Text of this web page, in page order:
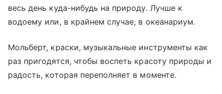
весь день куда-нибудь на природу. Лучше к
водоему или, в крайнем случае, в океанариум.
Мольберт, краски, музыкальные инструменты как
раз пригодятся, чтобы воспеть красоту природы и
радость, которая переполняет в моменте.